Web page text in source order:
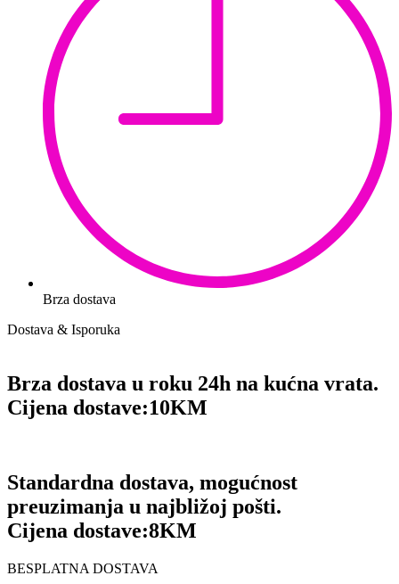
Brza dostava
Dostava & Isporuka
Brza dostava u roku 24h na kućna vrata.
Cijena dostave:10KM
Standardna dostava, mogućnost
preuzimanja u najbližoj pošti.
Cijena dostave:8KM
BESPLATNA DOSTAVA